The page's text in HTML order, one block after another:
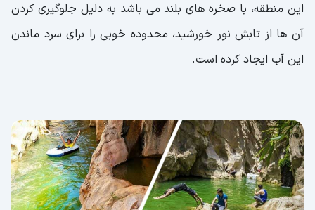
این منطقه، با صخره های بلند می باشد به دلیل جلوگیری کردن
آن ها از تابش نور خورشید، محدوده خوبی را برای سرد ماندن
این آب ایجاد کرده است.